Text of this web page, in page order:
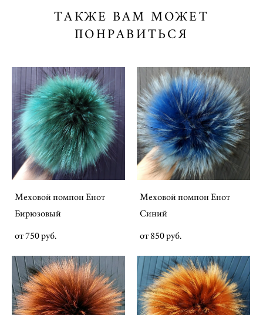
ТАКЖЕ ВАМ МОЖЕТ
ПОНРАВИТЬСЯ
Меховой помпон Енот
Бирюзовый
от 750 pуб.
Меховой помпон Енот
Синий
от 850 pуб.